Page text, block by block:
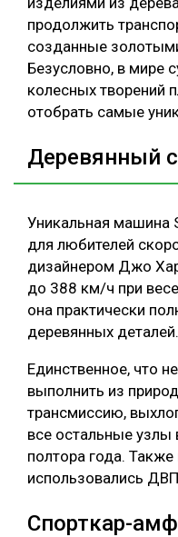
СУШКА ДРЕВЕСИНЫ
МЕБЕЛЬНОЕ
продолжить
созданные
Безусловно, в мире
колесных творений
отобрать самые
Деревянный
Уникальная машина
для любителей
дизайнером Джо
до 388 км/ч при
она практически
деревянных деталей.
Единственное, что
выполнить из
трансмиссию,
все остальные
полтора года. Также
использовались
Спорткар-